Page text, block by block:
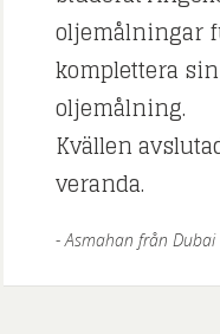
oljemålningar
komplettera
oljemålning.
Kvällen
veranda.
Asmahan från Dubai